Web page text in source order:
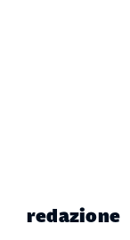
redazione